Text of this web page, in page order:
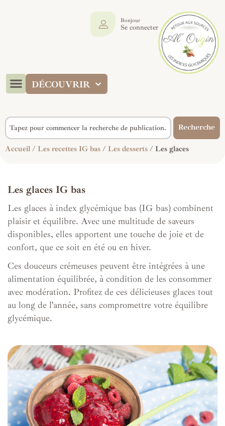
DÉCOUVRIR
Bonjour
Se connecter
Recherche
Accueil / Les recettes IG bas / Les desserts / Les glaces
Les glaces IG bas
Les glaces à index glycémique bas (IG bas) combinent
plaisir et équilibre. Avec une multitude de saveurs
disponibles, elles apportent une touche de joie et de
confort, que ce soit en été ou en hiver.
Ces douceurs crémeuses peuvent être intégrées à une
alimentation équilibrée, à condition de les consommer
avec modération. Profitez de ces délicieuses glaces tout
au long de l’année, sans compromettre votre équilibre
glycémique.